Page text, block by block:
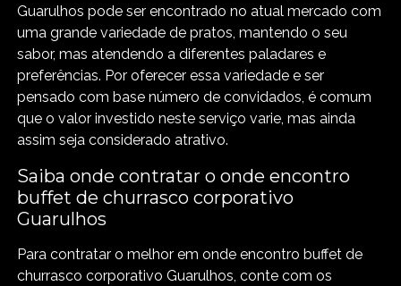
Guarulhos pode ser encontrado no atual mercado com
uma grande variedade de pratos, mantendo o seu
sabor, mas atendendo a diferentes paladares e
preferências. Por oferecer essa variedade e ser
pensado com base número de convidados, é comum
que o valor investido neste serviço varie, mas ainda
assim seja considerado atrativo.
Saiba onde contratar o onde encontro
buffet de churrasco corporativo
Guarulhos
Para contratar o melhor em onde encontro buffet de
churrasco corporativo Guarulhos, conte com os